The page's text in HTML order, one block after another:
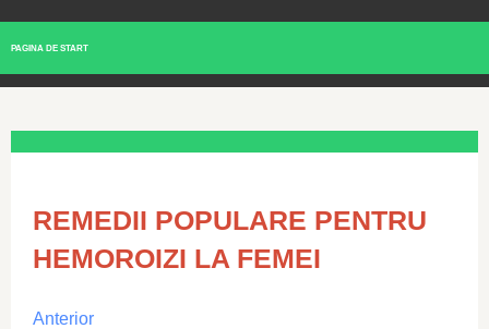
PAGINA DE START
REMEDII POPULARE PENTRU
HEMOROIZI LA FEMEI
Anterior